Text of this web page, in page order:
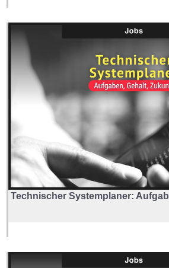
Technischer Systemplaner: